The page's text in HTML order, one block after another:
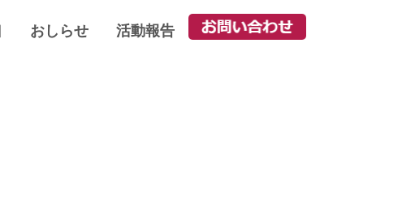
おしらせ 活動報告